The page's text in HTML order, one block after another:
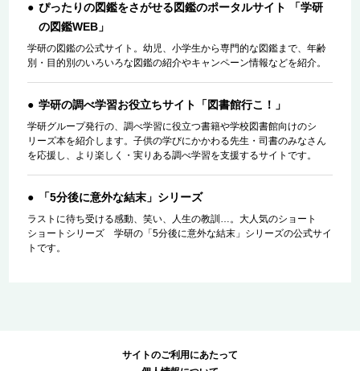
ぴったりの図鑑をさがせる図鑑のポータルサイト 「学研
の図鑑WEB」
学研の図鑑の公式サイト。幼児、小学生から専門的な図鑑まで、年齢
別・目的別のいろいろな図鑑の紹介やキャンペーン情報などを紹介。
学研の調べ学習お役立ちサイト「図書館行こ！」
学研グループ発行の、調べ学習に役立つ書籍や学校図書館向けのシ
リーズ本を紹介します。子供の学びにかかわる先生・司書のみなさん
を応援し、より楽しく・実りある調べ学習を支援するサイトです。
「5分後に意外な結末」シリーズ
ラストに待ち受ける感動、笑い、人生の教訓…。大人気のショート
ショートシリーズ 学研の「5分後に意外な結末」シリーズの公式サイ
トです。
サイトのご利用にあたって